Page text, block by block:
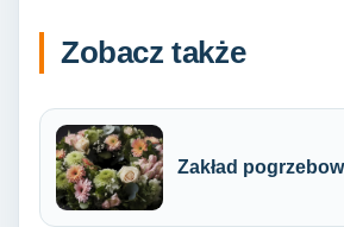
Zobacz także
Zakład